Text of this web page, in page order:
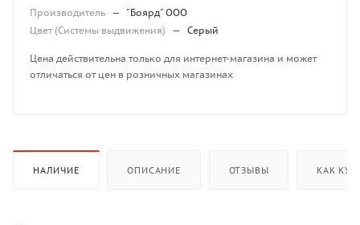
Производитель — "Боярд" ООО
Цвет (Системы выдвижения)
— Серый
Цена действительна только для интернет-магазина и может
отличаться от цен в розничных магазинах
НАЛИЧИЕ ОПИСАНИЕ ОТЗЫВЫ КАК